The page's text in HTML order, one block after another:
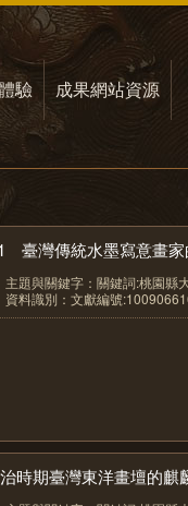
驗 成果網站資源
臺灣傳統水墨寫意畫家
主題與關鍵字：關鍵詞:桃園縣
資料識別：文獻編號
時期臺灣東洋畫壇的麒